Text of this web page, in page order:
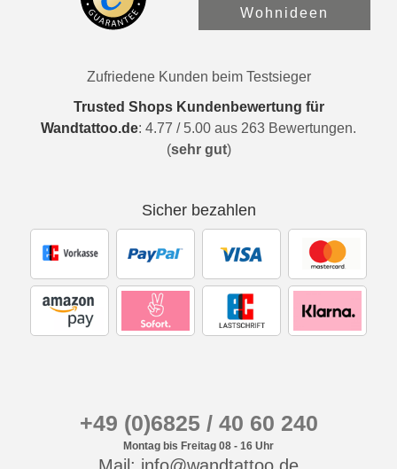
Wohnideen
Zufriedene Kunden beim Testsieger
Trusted Shops Kundenbewertung für
Wandtattoo.de: 4.77 / 5.00 aus 263 Bewertungen.
(sehr gut)
Sicher bezahlen
+49 (0)6825 / 40 60 240
Montag bis Freitag 08 - 16 Uhr
Mail: info@wandtattoo.de